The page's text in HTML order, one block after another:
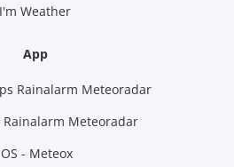
I'm Weather
App
Rainalarm Meteoradar
Rainalarm Meteoradar
- Meteox